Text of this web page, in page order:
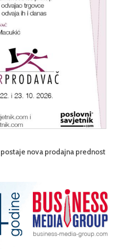
nova prodajna prednost